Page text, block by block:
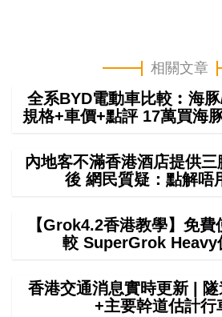
相關文章
全系BYD電動車比較︰海
規格+車價+點評 17萬買海
內地客不滿香港酒店提供
後 網民質疑：點解唔
【Grok4.2香港教學】免
較 SuperGrok Heavy
香港交通消息實時更新 |
+主要幹道估計行